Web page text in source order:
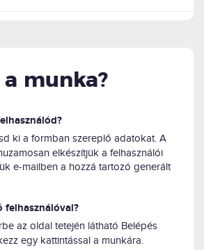
a munka?
ki a formban szereplő adatokat. A
elkészítjük a felhasználói
e-mailben a hozzá tartozó generált
felhasználóval?
az oldal tetején látható Belépés
egy kattintással a munkára.